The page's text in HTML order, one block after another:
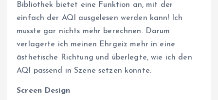
Bibliothek bietet eine Funktion an, mit der
einfach der AQI ausgelesen werden kann! Ich
musste gar nichts mehr berechnen. Darum
verlagerte ich meinen Ehrgeiz mehr in eine
ästhetische Richtung und überlegte, wie ich den
AQI passend in Szene setzen konnte.
Screen Design